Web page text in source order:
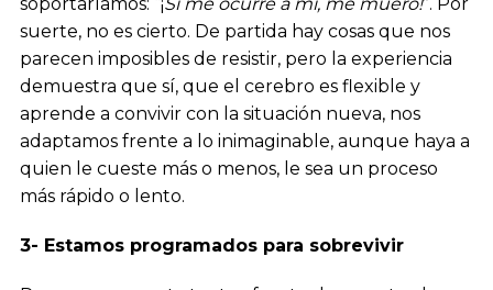
suerte, no es cierto. De partida hay cosas que nos
parecen imposibles de resistir, pero la experiencia
demuestra que sí, que el cerebro es flexible y
aprende a convivir con la situación nueva, nos
adaptamos frente a lo inimaginable, aunque haya a
quien le cueste más o menos, le sea un proceso
más rápido o lento.
3- Estamos programados para sobrevivir